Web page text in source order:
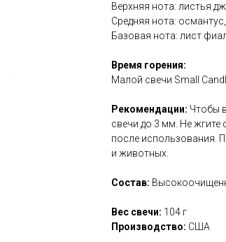
Верхняя нота: листья
Средняя нота:
Базовая нота: лист
Время горения:
Малой свечи Small
Рекомендации: Чтобы
свечи до 3 мм. Не жгите
после использования.
и животных.
Состав:
Вес свечи: 104 г
Производство: США